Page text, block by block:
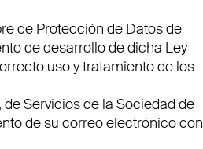
de Protección de Datos de
de desarrollo de dicha Ley
uso y tratamiento de los
Servicios de la Sociedad de
de su correo electrónico con